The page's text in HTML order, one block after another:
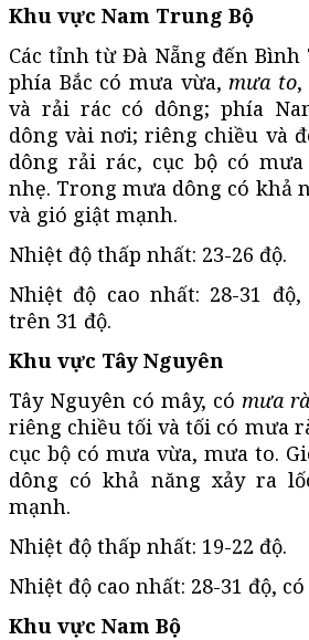
Khu vực Nam Trung Bộ
Các tỉnh từ Đà Nẵng đến
phía Bắc có mưa vừa,mưa to,
và rải rác có dông; phía
dông vài nơi; riêng chiều và
dông rải rác, cục bộ có
nhẹ. Trong mưa dông có khả
và gió giật mạnh.
Nhiệt độ thấp nhất: 23-26 độ.
Nhiệt độ cao nhất: 28-31
trên 31 độ.
Khu vực Tây Nguyên
Tây Nguyên có mây, có mưa
riêng chiều tối và tối có mưa
cục bộ có mưa vừa, mưa to.
dông có khả năng xảy ra
mạnh.
Nhiệt độ thấp nhất: 19-22 độ.
Nhiệt độ cao nhất: 28-31 độ,
Khu vực Nam Bộ